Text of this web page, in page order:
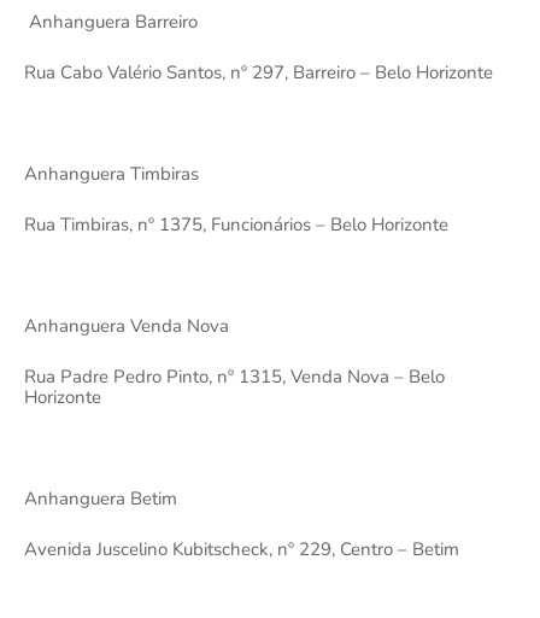
Anhanguera Barreiro
Rua Cabo Valério Santos, nº 297, Barreiro – Belo Horizonte
Anhanguera Timbiras
Rua Timbiras, nº 1375, Funcionários – Belo Horizonte
Anhanguera Venda Nova
Rua Padre Pedro Pinto, nº 1315, Venda Nova – Belo
Horizonte
Anhanguera Betim
Avenida Juscelino Kubitscheck, nº 229, Centro – Betim